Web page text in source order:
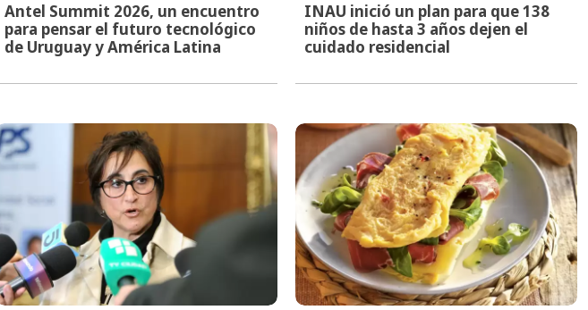
Antel Summit 2026, un encuentro
para pensar el futuro tecnológico
de Uruguay y América Latina
INAU inició un plan para que 138
niños de hasta 3 años dejen el
cuidado residencial